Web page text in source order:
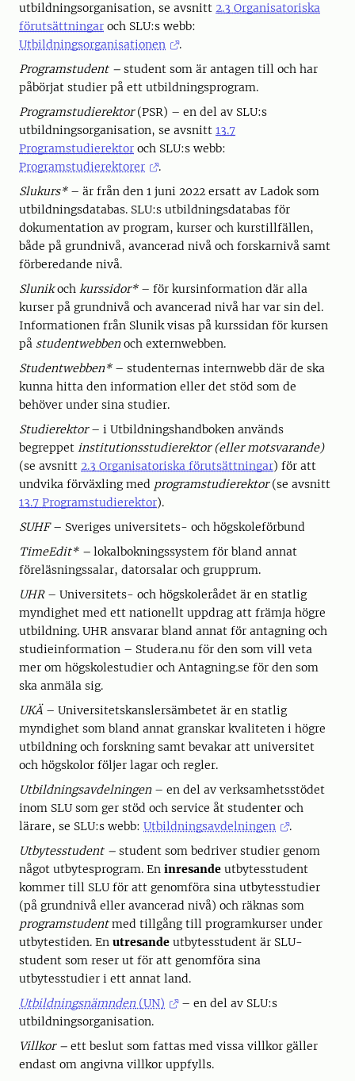
utbildningsorganisation, se avsnitt 2.3 Organisatoriska
förutsättningar och SLU:s webb:
Utbildningsorganisationen
.
Programstudent – student som är antagen till och har
påbörjat studier på ett utbildningsprogram.
Programstudierektor(PSR) – en del av SLU:s
utbildningsorganisation, se avsnitt 13.7
Programstudierektor och SLU:s webb:
Programstudierektorer
.
Slukurs*– är från den 1 juni 2022 ersatt av Ladok som
utbildningsdatabas. SLU:s utbildningsdatabas för
dokumentation av program, kurser och kurstillfällen,
både på grundnivå, avancerad nivå och forskarnivå samt
förberedande nivå.
Slunikoch kurssidor*– för kursinformation där alla
kurser på grundnivå och avancerad nivå har var sin del.
Informationen från Slunik visas på kurssidan för kursen
på studentwebbenoch externwebben.
Studentwebben*– studenternas internwebb där de ska
kunna hitta den information eller det stöd som de
behöver under sina studier.
Studierektor– i Utbildningshandboken används
begreppet institutionsstudierektor (eller motsvarande)
(se avsnitt 2.3 Organisatoriska förutsättningar) för att
undvika förväxling med programstudierektor(se avsnitt
13.7 Programstudierektor).
SUHF– Sveriges universitets- och högskoleförbund
TimeEdit* – lokalbokningssystem för bland annat
föreläsningssalar, datorsalar och grupprum.
UHR– Universitets- och högskolerådet är en statlig
myndighet med ett nationellt uppdrag att främja högre
utbildning. UHR ansvarar bland annat för antagning och
studieinformation – Studera.nu för den som vill veta
mer om högskolestudier och Antagning.se för den som
ska anmäla sig.
UKÄ – Universitetskanslersämbetet är en statlig
myndighet som bland annat granskar kvaliteten i högre
utbildning och forskning samt bevakar att universitet
och högskolor följer lagar och regler.
Utbildningsavdelningen – en del av verksamhetsstödet
inom SLU som ger stöd och service åt studenter och
lärare, se SLU:s webb: Utbildningsavdelningen
.
Utbytesstudent – student som bedriver studier genom
något utbytesprogram. En inresande utbytesstudent
kommer till SLU för att genomföra sina utbytesstudier
(på grundnivå eller avancerad nivå) och räknas som
programstudentmed tillgång till programkurser under
utbytestiden. En utresande utbytesstudent är SLU-
student som reser ut för att genomföra sina
utbytesstudier i ett annat land.
Utbildningsnämnden(UN)
– en del av SLU:s
utbildningsorganisation.
Villkor – ett beslut som fattas med vissa villkor gäller
endast om angivna villkor uppfylls.